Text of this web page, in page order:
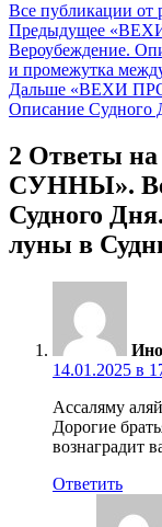
Все публикации от
Навигация
по
записям
Предыдущее
Вероубеждение.
и промежутка
Дальше «ВЕХИ
Описание Судного
2 Ответы
СУННЫ».
Судного
луны в
14.01.2025 в
Ассаляму
Дорогие
вознаградит
Ответить